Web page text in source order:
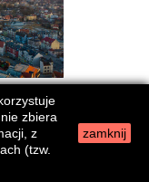
Karkonosze
zbiera
z
(tzw.
zamknij